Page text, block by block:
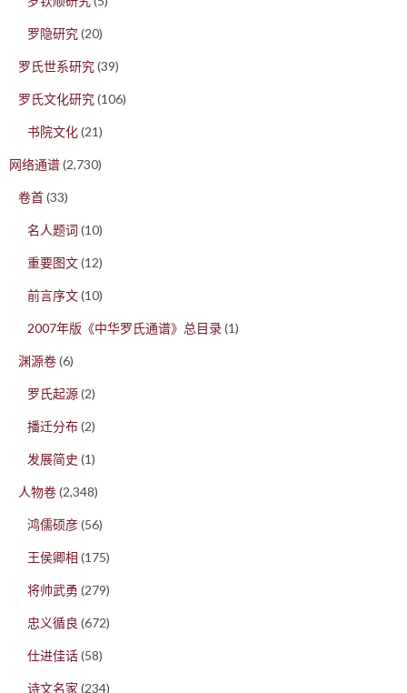
罗隐研究(20)
罗氏世系研究(39)
罗氏文化研究(106)
书院文化(21)
网络通谱(2,730)
卷首(33)
名人题词 (10)
重要图文(12)
前言序文(10)
2007年版《中华罗氏通谱》总目录(1)
渊源卷(6)
罗氏起源(2)
播迁分布(2)
发展简史 (1)
人物卷(2,348)
鸿儒硕彦(56)
王侯卿相 (175)
将帅武勇 (279)
忠义循良 (672)
仕进佳话(58)
诗文名家 (234)